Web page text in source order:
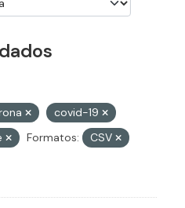
covid-19
Formatos:
CSV